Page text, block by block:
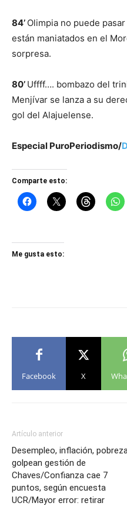
84’ Olimpia no puede
están maniatados en el
sorpresa.
80’ Uffff…. bombazo del
Menjívar se lanza a su
gol del Alajuelense.
Especial PuroPeriodismo/
Comparte esto:
Me gusta esto:
Facebook X
Artículo anterior
Desempleo, inflación,
golpean gestión de
Chaves/Confianza cae 7
puntos, según encuesta
UCR/Mayor error: retirar